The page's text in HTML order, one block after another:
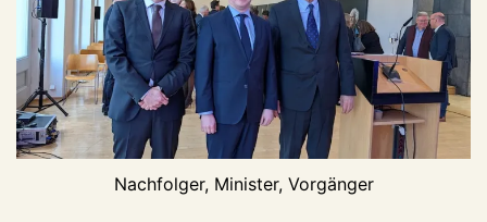
Nachfolger, Minister, Vorgänger